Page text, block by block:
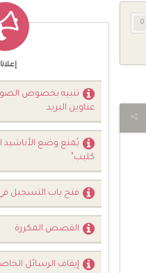
0
تنبيه بخصوص
عناوين البريد
يُمنع وضع الأناشيد
كليب"
فتح باب التسجيل في
القصص المكررة
إيقاف الرسائل